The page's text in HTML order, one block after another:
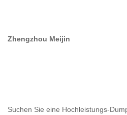
Zhengzhou Meijin
Suchen Sie eine Hochleistungs-